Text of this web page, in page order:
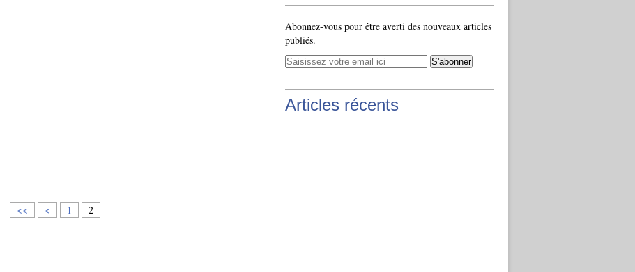
<< < 1 2
Abonnez-vous pour être averti des nouveaux articles
publiés.
Articles récents